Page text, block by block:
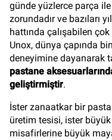
günde yüzlerce parça
zorundadır ve bazıları
hattında çalışabilen
Unox, dünya çapında
deneyimine dayanarak
pastane
geliştirmiştir.
İster zanaatkar bir
üretim tesisi, ister
misafirlerine büyük